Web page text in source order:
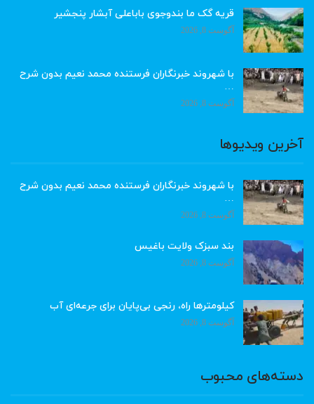
قریه گک ما بندوجوی باباعلی آبشار پنجشیر
آگوست 8, 2026
با شهروند خبرنگاران فرستنده محمد نعیم بدون شرح
…
آگوست 8, 2026
آخرین ویدیوها
با شهروند خبرنگاران فرستنده محمد نعیم بدون شرح
…
آگوست 8, 2026
بند سبزک ولایت باغیس
آگوست 8, 2026
کیلومترها راه، رنجی بی‌پایان برای جرعه‌ای آب
آگوست 8, 2026
دسته‌های محبوب